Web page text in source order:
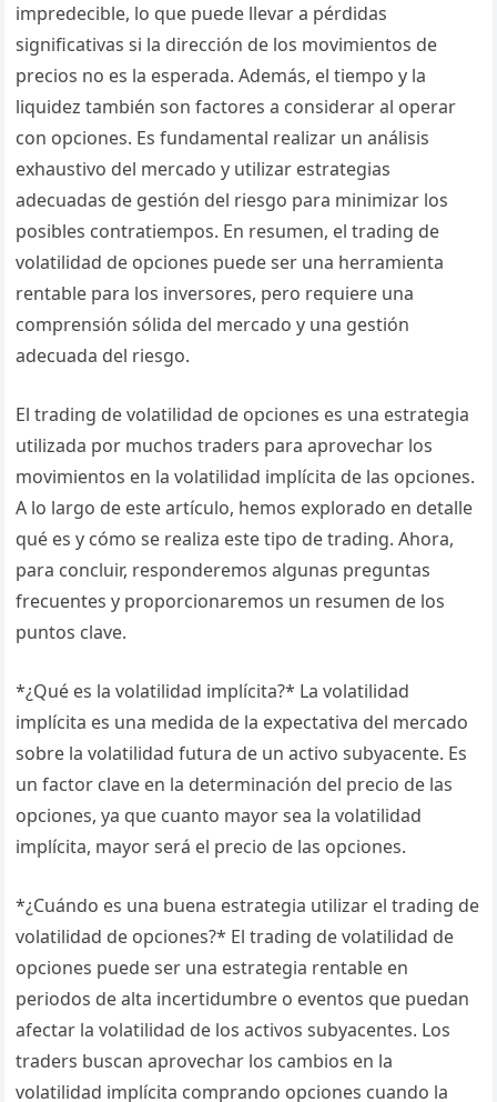
impredecible, lo que puede llevar a pérdidas
significativas si la dirección de los movimientos de
precios no es la esperada. Además, el tiempo y la
liquidez también son factores a considerar al operar
con opciones. Es fundamental realizar un análisis
exhaustivo del mercado y utilizar estrategias
adecuadas de gestión del riesgo para minimizar los
posibles contratiempos. En resumen, el trading de
volatilidad de opciones puede ser una herramienta
rentable para los inversores, pero requiere una
comprensión sólida del mercado y una gestión
adecuada del riesgo.
El trading de volatilidad de opciones es una estrategia
utilizada por muchos traders para aprovechar los
movimientos en la volatilidad implícita de las opciones.
A lo largo de este artículo, hemos explorado en detalle
qué es y cómo se realiza este tipo de trading. Ahora,
para concluir, responderemos algunas preguntas
frecuentes y proporcionaremos un resumen de los
puntos clave.
*¿Qué es la volatilidad implícita?* La volatilidad
implícita es una medida de la expectativa del mercado
sobre la volatilidad futura de un activo subyacente. Es
un factor clave en la determinación del precio de las
opciones, ya que cuanto mayor sea la volatilidad
implícita, mayor será el precio de las opciones.
*¿Cuándo es una buena estrategia utilizar el trading de
volatilidad de opciones?* El trading de volatilidad de
opciones puede ser una estrategia rentable en
periodos de alta incertidumbre o eventos que puedan
afectar la volatilidad de los activos subyacentes. Los
traders buscan aprovechar los cambios en la
volatilidad implícita comprando opciones cuando la